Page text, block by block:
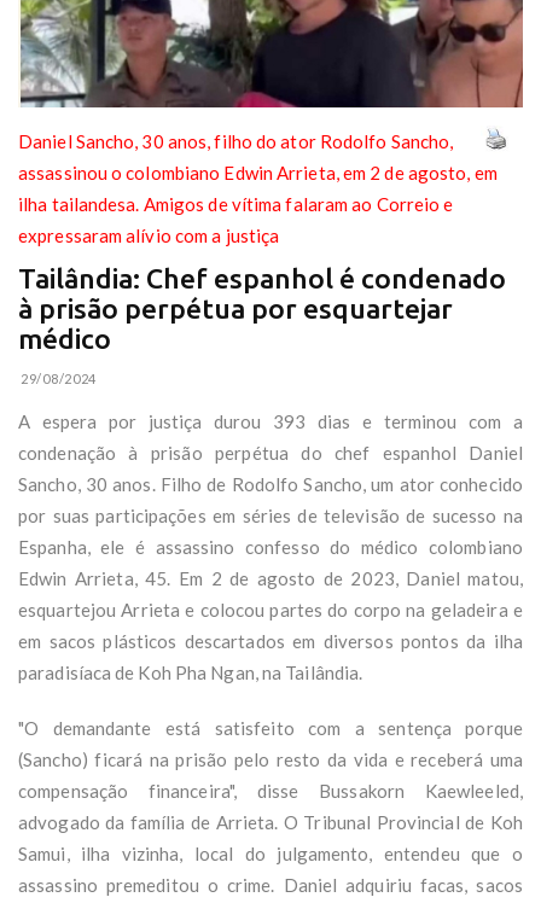
Daniel Sancho, 30 anos, filho do ator Rodolfo Sancho,
assassinou o colombiano Edwin Arrieta, em 2 de agosto, em
ilha tailandesa. Amigos de vítima falaram ao Correio e
expressaram alívio com a justiça
Tailândia: Chef espanhol é condenado
à prisão perpétua por esquartejar
médico
29/08/2024
A espera por justiça durou 393 dias e terminou com a
condenação à prisão perpétua do chef espanhol Daniel
Sancho, 30 anos. Filho de Rodolfo Sancho, um ator conhecido
por suas participações em séries de televisão de sucesso na
Espanha, ele é assassino confesso do médico colombiano
Edwin Arrieta, 45. Em 2 de agosto de 2023, Daniel matou,
esquartejou Arrieta e colocou partes do corpo na geladeira e
em sacos plásticos descartados em diversos pontos da ilha
paradisíaca de Koh Pha Ngan, na Tailândia.
"O demandante está satisfeito com a sentença porque
(Sancho) ficará na prisão pelo resto da vida e receberá uma
compensação financeira", disse Bussakorn Kaewleeled,
advogado da família de Arrieta. O Tribunal Provincial de Koh
Samui, ilha vizinha, local do julgamento, entendeu que o
assassino premeditou o crime. Daniel adquiriu facas, sacos